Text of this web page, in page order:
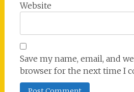
Website
Save my name, email, and
browser for the next time I